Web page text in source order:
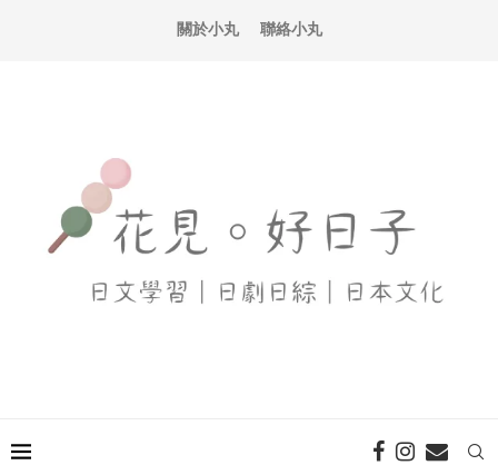
關於小丸 聯絡小丸